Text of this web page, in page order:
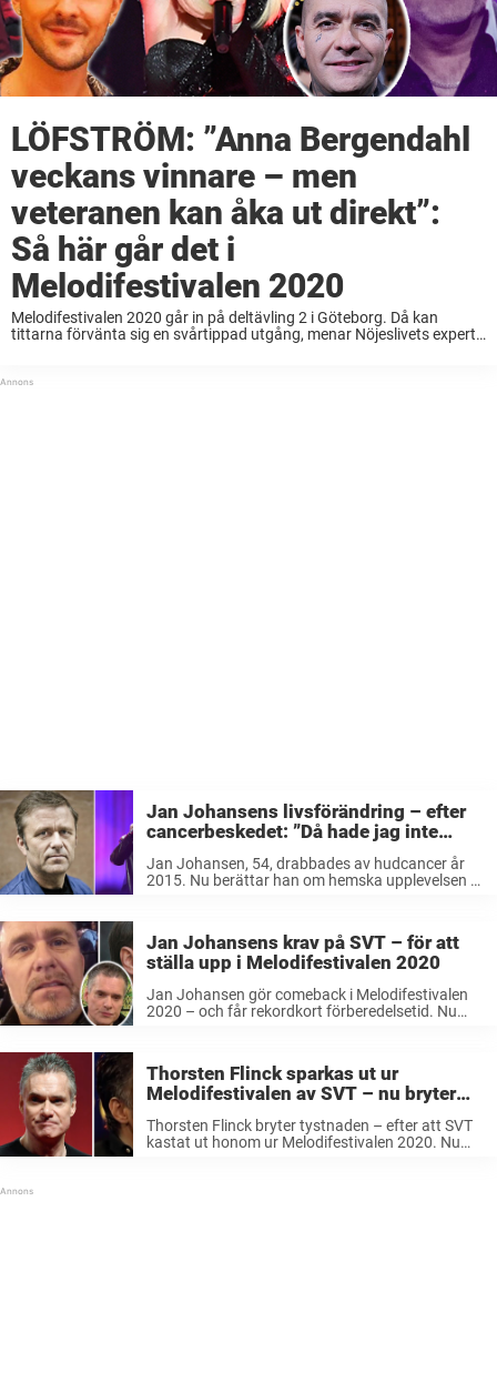
LÖFSTRÖM: ”Anna Bergendahl
veckans vinnare – men
veteranen kan åka ut direkt”:
Så här går det i
Melodifestivalen 2020
Melodifestivalen 2020 går in på deltävling 2 i Göteborg. Då kan
tittarna förvänta sig en svårtippad utgång, menar Nöjeslivets expert,
Jan Johansens livsförändring – efter
cancerbeskedet: ”Då hade jag inte
Jan Johansen, 54, drabbades av hudcancer år
2015. Nu berättar han om hemska upplevelsen –
Jan Johansens krav på SVT – för att
ställa upp i Melodifestivalen 2020
Jan Johansen gör comeback i Melodifestivalen
2020 – och får rekordkort förberedelsetid. Nu
Thorsten Flinck sparkas ut ur
Melodifestivalen av SVT – nu bryter
Thorsten Flinck bryter tystnaden – efter att SVT
kastat ut honom ur Melodifestivalen 2020. Nu